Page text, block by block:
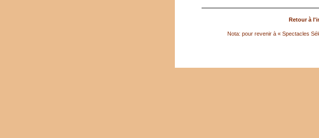
Retour à
Nota: pour revenir à « Spectacles